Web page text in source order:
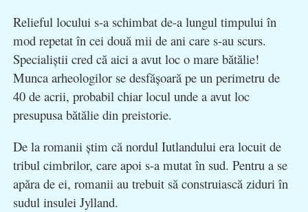
Relieful locului s-a schimbat de-a lungul timpului în
mod repetat în cei două mii de ani care s-au scurs.
Specialiştii cred că aici a avut loc o mare bătălie!
Munca arheologilor se desfăşoară pe un perimetru de
40 de acrii, probabil chiar locul unde a avut loc
presupusa bătălie din preistorie.
De la romanii ştim că nordul Iutlandului era locuit de
tribul cimbrilor, care apoi s-a mutat în sud. Pentru a se
apăra de ei, romanii au trebuit să construiască ziduri în
sudul insulei Jylland.